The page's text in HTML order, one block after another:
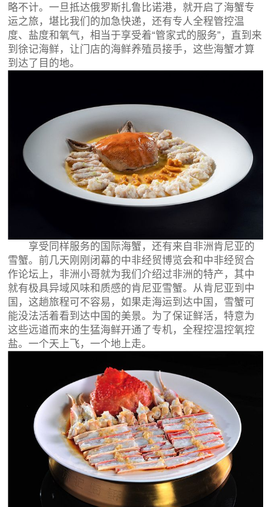
略不计。一旦抵达俄罗斯扎鲁比诺港，就开启了海蟹专
运之旅，堪比我们的加急快递，还有专人全程管控温
度、盐度和氧气，相当于享受着“管家式的服务”，直到来
到徐记海鲜，让门店的海鲜养殖员接手，这些海蟹才算
到达了目的地。
享受同样服务的国际海蟹，还有来自非洲肯尼亚的
雪蟹。前几天刚刚闭幕的中非经贸博览会和中非经贸合
作论坛上，非洲小哥就为我们介绍过非洲的特产，其中
就有极具异域风味和质感的肯尼亚雪蟹。从肯尼亚到中
国，这趟旅程可不容易，如果走海运到达中国，雪蟹可
能没法活着看到达中国的美景。为了保证鲜活，特意为
这些远道而来的生猛海鲜开通了专机，全程控温控氧控
盐。一个天上飞，一个地上走。